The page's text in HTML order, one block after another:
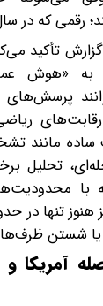
سال ۲۰۲۴ تنها ۱۵ درصد
تأکید
به «هوش
ساده مانند
تحلیل
با
یا شستن ظرف‌ها
آمریکا